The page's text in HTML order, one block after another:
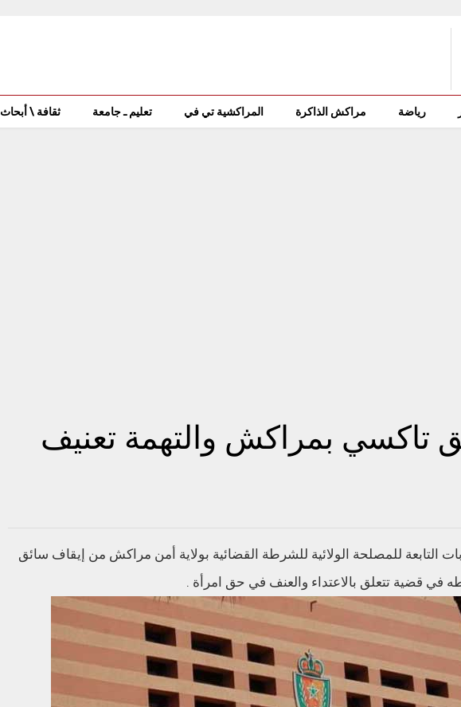
رياضة مراكش الذاكرة المراكشية تي في تعليم ـ جامعة ثقافة \ أبحاث
تاكسي بمراكش والتهمة تعنيف
التابعة للمصلحة الولائية للشرطة القضائية بولاية أمن مراكش من إیقاف سائق
في قضیة تتعلق بالاعتداء والعنف في حق امرأة .